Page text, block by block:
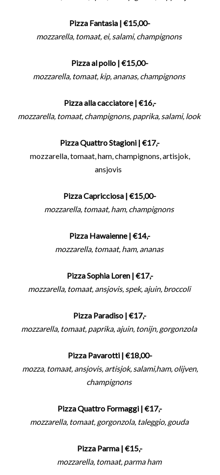
Pizza Fantasia | €15,00-
mozzarella, tomaat, ei, salami, champignons
Pizza al pollo | €15,00-
mozzarella, tomaat, kip, ananas, champignons
Pizza alla cacciatore| €16,-
mozzarella, tomaat, champignons, paprika, salami, look
Pizza Quattro Stagioni | €17,-
mozzarella, tomaat, ham, champignons, artisjok,
ansjovis
Pizza Capricciosa | €15,00-
mozzarella, tomaat, ham, champignons
Pizza Hawaienne| €14,-
mozzarella, tomaat, ham, ananas
Pizza Sophia Loren | €17,-
mozzarella, tomaat, ansjovis, spek, ajuin, broccoli
Pizza Paradiso | €17,-
mozzarella, tomaat, paprika, ajuin, tonijn, gorgonzola
Pizza Pavarotti | €18,00-
mozza, tomaat, ansjovis, artisjok, salami,ham, olijven,
champignons
Pizza Quattro Formaggi | €17,-
mozzarella, tomaat, gorgonzola, taleggio, gouda
Pizza Parma | €15,-
mozzarella, tomaat, parma ham